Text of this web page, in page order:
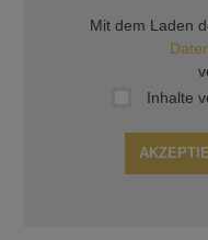
Mit dem Laden
Inhalte